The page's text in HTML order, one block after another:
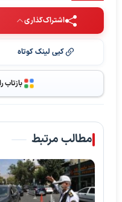
اشتراک‌گذاری
کپی لینک کوتاه
بازتاب
مطالب مرتبط